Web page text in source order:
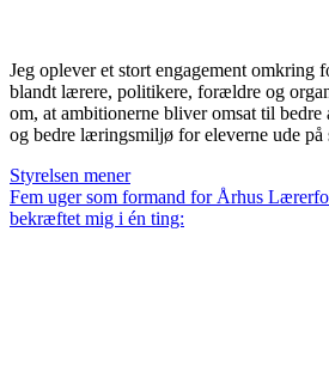
Jeg oplever et stort engagement
blandt lærere, politikere, forældre og
om, at ambitionerne bliver omsat til
og bedre læringsmiljø for eleverne ude på
Styrelsen mener
Fem uger som formand for Århus
bekræftet mig i én ting: